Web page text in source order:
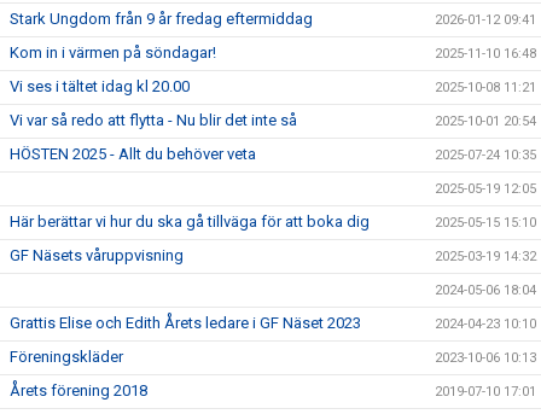
Stark Ungdom från 9 år fredag eftermiddag 2026-01-12 09:41
Kom in i värmen på söndagar! 2025-11-10 16:48
Vi ses i tältet idag kl 20.00 2025-10-08 11:21
Vi var så redo att flytta - Nu blir det inte så 2025-10-01 20:54
HÖSTEN 2025 - Allt du behöver veta 2025-07-24 10:35
2025-05-19 12:05
Här berättar vi hur du ska gå tillväga för att boka dig 2025-05-15 15:10
GF Näsets våruppvisning 2025-03-19 14:32
2024-05-06 18:04
Grattis Elise och Edith Årets ledare i GF Näset 2023 2024-04-23 10:10
Föreningskläder 2023-10-06 10:13
Årets förening 2018 2019-07-10 17:01